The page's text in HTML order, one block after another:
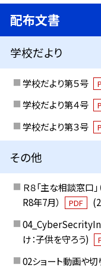
配布文書
学校だより
学校だより第５号
学校だより第４号
学校だより第３号
その他
Ｒ８「主な相談窓口
R8年7月）
PDF
け：子供を守ろう)
02ショート動画や切